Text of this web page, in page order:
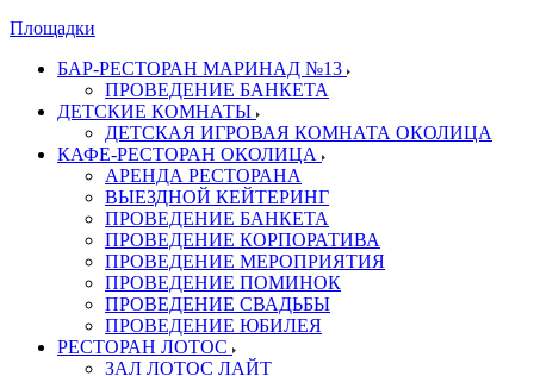
Площадки
БАР-РЕСТОРАН МАРИНАД №13
ПРОВЕДЕНИЕ БАНКЕТА
ДЕТСКИЕ КОМНАТЫ
ДЕТСКАЯ ИГРОВАЯ КОМНАТА ОКОЛИЦА
КАФЕ-РЕСТОРАН ОКОЛИЦА
АРЕНДА РЕСТОРАНА
ВЫЕЗДНОЙ КЕЙТЕРИНГ
ПРОВЕДЕНИЕ БАНКЕТА
ПРОВЕДЕНИЕ КОРПОРАТИВА
ПРОВЕДЕНИЕ МЕРОПРИЯТИЯ
ПРОВЕДЕНИЕ ПОМИНОК
ПРОВЕДЕНИЕ СВАДЬБЫ
ПРОВЕДЕНИЕ ЮБИЛЕЯ
РЕСТОРАН ЛОТОС
ЗАЛ ЛОТОС ЛАЙТ